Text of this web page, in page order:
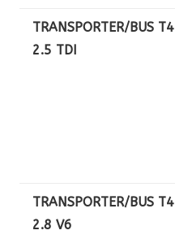
TRANSPORTER/BUS T4
2.5 TDI
TRANSPORTER/BUS T4
2.8 V6